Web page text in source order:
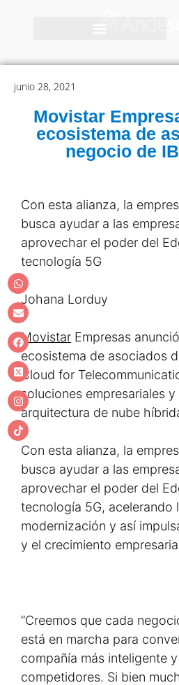
junio 28, 2021
Movistar
ecosistema de
negocio de
Con esta alianza, la
busca ayudar a las
aprovechar el poder del
tecnología 5G
Johana Lorduy
Movistar Empresas
ecosistema de asociados
Cloud for
soluciones empresariales
arquitectura de nube
Con esta alianza, la
busca ayudar a las
aprovechar el poder del
tecnología 5G, acelerando
modernización y así
y el crecimiento
“Creemos que cada
está en marcha para
compañía más inteligente
competidores. Si bien